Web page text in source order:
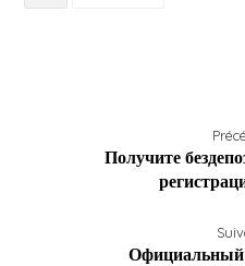
Получите